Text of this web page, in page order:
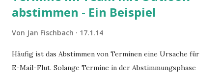
abstimmen - Ein Beispiel
Von Jan Fischbach 17.1.14
Häufig ist das Abstimmen von Terminen eine Ursache für
E-Mail-Flut. Solange Termine in der Abstimmungsphase